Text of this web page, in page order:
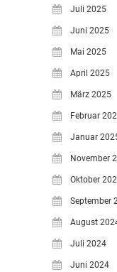
Juli 2025
Juni 2025
Mai 2025
April 2025
März 2025
Februar
Januar
November
Oktober
September
August
Juli 2024
Juni 2024